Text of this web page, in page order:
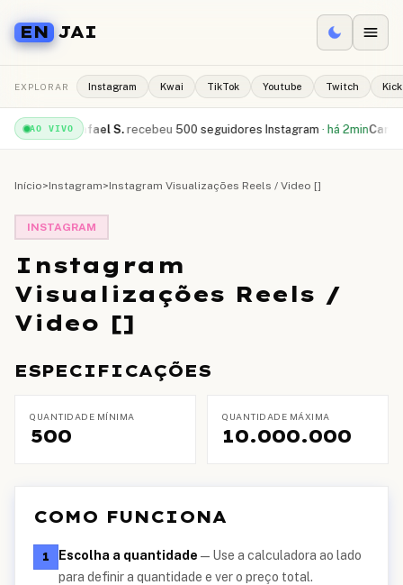
EN JAI
EXPLORAR Instagram Kwai TikTok Youtube Twitch Kick
AO VIVO
·há 1minRafael S. recebeu 500 seguidores Instagram ·há 2minCamila
Início>Instagram>Instagram Visualizações Reels / Video []
INSTAGRAM
Instagram
Visualizações Reels /
Video []
ESPECIFICAÇÕES
QUANTIDADE MÍNIMA
500
QUANTIDADE MÁXIMA
10.000.000
COMO FUNCIONA
1 Escolha a quantidade — Use a calculadora ao lado
para definir a quantidade e ver o preço total.